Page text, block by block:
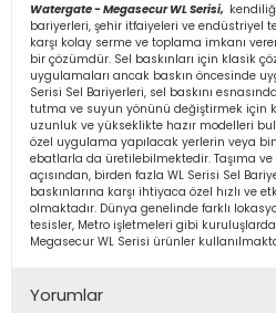
Watergate - Megasecur WL Serisi,
bariyerleri, şehir itfaiyeleri ve endüstriyel
karşı kolay serme ve toplama imkanı
bir çözümdür. Sel baskınları için klasik
uygulamaları ancak baskın öncesinde
Serisi Sel Bariyerleri, sel baskını
tutma ve suyun yönünü değiştirmek için
uzunluk ve yükseklikte hazır modelleri
özel uygulama yapılacak yerlerin veya
ebatlarla da üretilebilmektedir. Taşıma ve
açısından, birden fazla WL Serisi Sel
baskınlarına karşı ihtiyaca özel hızlı ve
olmaktadır. Dünya genelinde farklı
tesisler, Metro işletmeleri gibi
Megasecur WL Serisi ürünler
Yorumlar